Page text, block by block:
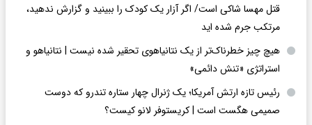
قتل مهسا شاکی است/ اگر آزار یک کودک را ببینید و گزارش ندهید،
مرتکب جرم شده اید
هیچ چیز خطرناک‌تر از یک نتانیاهوی تحقیر شده نیست | نتانیاهو و
استراتژی «تنش دائمی»
رئیس تازه ارتش آمریکا؛ یک ژنرال چهار ستاره تندرو که دوست
صمیمی هگست است | کریستوفر لانو کیست؟